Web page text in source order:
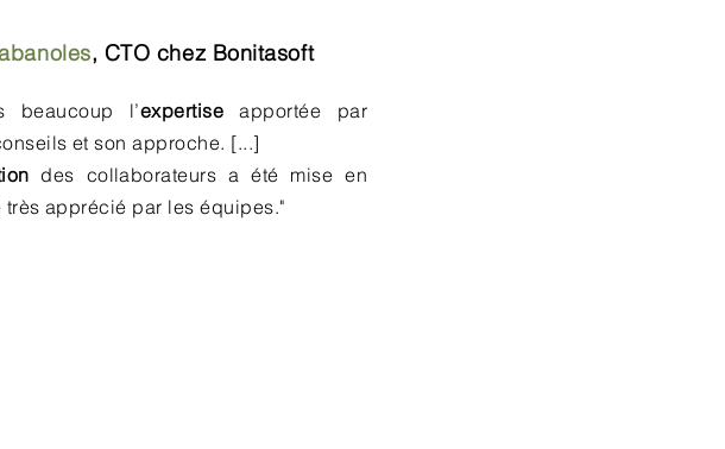
, CTO chez Bonitasoft
beaucoup l’expertise apportée par
et son approche. [...]
des collaborateurs a été mise en
apprécié par les équipes."